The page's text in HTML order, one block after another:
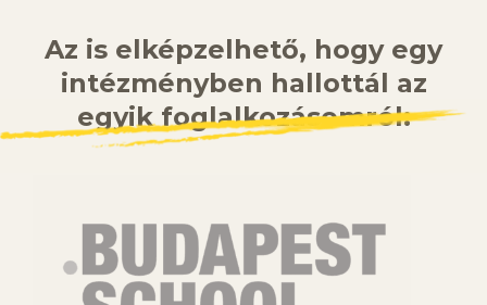
Az is elképzelhető, hogy egy
intézményben hallottál az
egyik foglalkozásomról: